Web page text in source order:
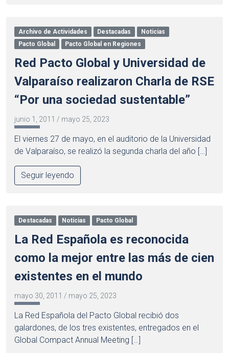
Archivo de Actividades Destacadas
Noticias
Pacto Global
Pacto Global en Regiones
Red Pacto Global y Universidad de
Valparaíso realizaron Charla de RSE
“Por una sociedad sustentable”
junio 1, 2011 / mayo 25, 2023
El viernes 27 de mayo, en el auditorio de la Universidad
de Valparaíso, se realizó la segunda charla del año […]
Seguir leyendo
Destacadas Noticias Pacto Global
La Red Española es reconocida
como la mejor entre las más de cien
existentes en el mundo
mayo 30, 2011 / mayo 25, 2023
La Red Española del Pacto Global recibió dos
galardones, de los tres existentes, entregados en el
Global Compact Annual Meeting […]